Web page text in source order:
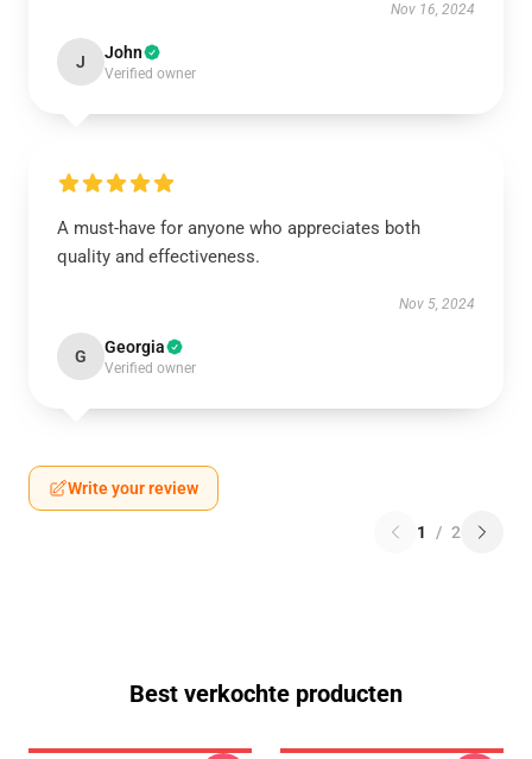
Nov 16, 2024
J John
Verified owner
A must-have for anyone who appreciates both
quality and effectiveness.
Nov 5, 2024
G Georgia
Verified owner
Write your review
1 / 2
Best verkochte producten